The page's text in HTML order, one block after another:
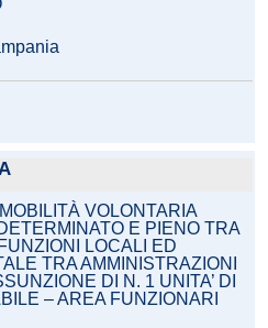
VOLONTARIA
E PIENO TRA
LOCALI ED
TRA AMMINISTRAZIONI
DI N. 1 UNITA’ DI
– AREA FUNZIONARI